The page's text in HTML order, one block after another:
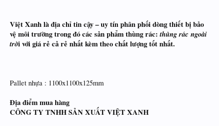
Việt Xanh là địa chỉ tin cậy – uy tín phân phối dòng thiết bị bảo
vệ môi trường trong đó các sản phẩm thùng rác: thùng rác ngoài
trời với giá rẻ cả rẻ nhất kèm theo chất lượng tốt nhất.
Pallet nhựa : 1100x1100x125mm
Địa điểm mua hàng
CÔNG TY TNHH SẢN XUẤT VIỆT XANH